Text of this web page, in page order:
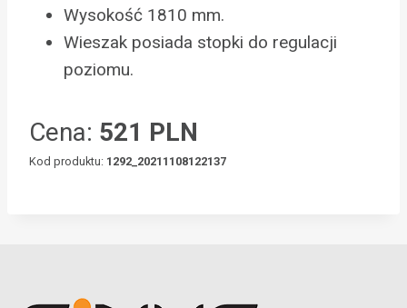
Wysokość 1810 mm.
Wieszak posiada stopki do regulacji
poziomu.
Cena: 521 PLN
Kod produktu: 1292_20211108122137